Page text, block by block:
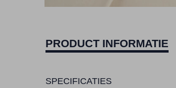
PRODUCT INFORMATIE
SPECIFICATIES